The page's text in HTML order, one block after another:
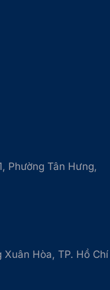
Phường Tân Hưng,
Xuân Hòa, TP. Hồ Chí